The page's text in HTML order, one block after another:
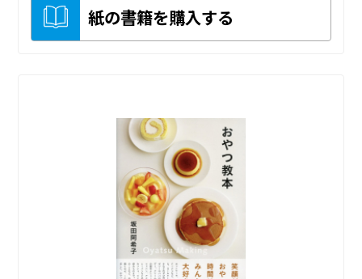
紙の書籍を購入する